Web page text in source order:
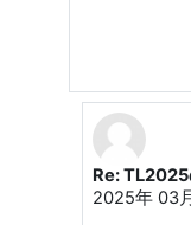
m c への返
Re:
2025年 03